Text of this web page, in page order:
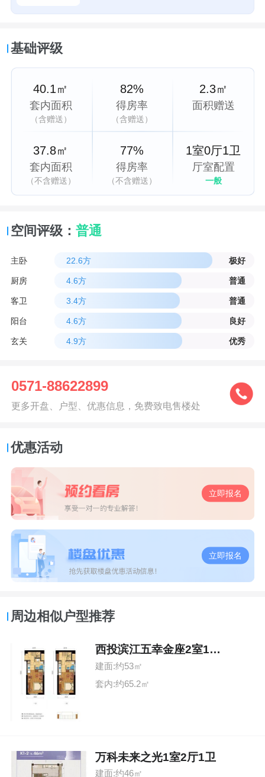
基础评级
40.1㎡
套内面积
（含赠送）
37.8㎡
套内面积
（不含赠送）
82%
得房率
（含赠送）
77%
得房率
（不含赠送）
2.3㎡
面积赠送
1室0厅1卫
厅室配置
一般
空间评级： 普通
主卧 22.6方 极好
厨房 4.6方 普通
客卫 3.4方 普通
阳台 4.6方 良好
玄关 4.9方 优秀
0571-88622899
更多开盘、户型、优惠信息，免费致电售楼处
优惠活动
立即报名
立即报名
周边相似户型推荐
西投滨江五幸金座2室1厅2卫
建面:约53㎡
套内:约65.2㎡
万科未来之光1室2厅1卫
建面:约46㎡